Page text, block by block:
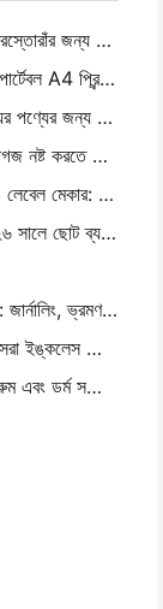
কিভাবে আপনার ছোট বা মাঝারি আকারের রেস্তোরাঁর জন্য সঠিক রেস্তোরাঁর সফটওয়্যার বেছে নিন
আপনার কি গুদামের চালানের জন্য একটি পোর্টেবল A4 প্রিন্টার প্রয়োজন? আসলে কি কাজ করে
তাপীয় লেবেল প্রিন্টারগুলি কি ছোট ব্যবসায়ের পণ্যের জন্য জলরোধী লেবেল তৈরি করতে পারে?
শুরুর জন্য সেরা তাত্ক্ষণিক ক্যামেরা যারা কাগজ নষ্ট করতে চায় না
জার্নালিং এবং স্ক্র্যাপবুকিংয়ের জন্য সেরা রঙ লেবেল মেকার: প্রতিটি পৃষ্ঠায় আরও রঙ যোগ করুন
হ্যান্ডলাইট বনাম মুদ্রণ শিপিং লেবেল: ২০২৬ সালে ছোট ব্যবসার জন্য টিপস
পকেট ফটো প্রিন্টার কিভাবে নির্বাচন করবেন: জার্নালিং, ভ্রমণ এবং আইফোন ব্যবহারকারীদের জন্য একটি সম্পূর্ণ গাই
ভ্রমণ, স্কুল এবং মোবাইল কাজের জন্য সেরা ইঙ্কলেস পোর্টেবল প্রিন্টারঃ হানিন এমটি ৬২০ প্রো পর্যালোচনা
মিনি ফটো ওয়াল লেআউট ধারণা এবং বেডরুম এবং ডর্ম সজ্জা জন্য টিপস